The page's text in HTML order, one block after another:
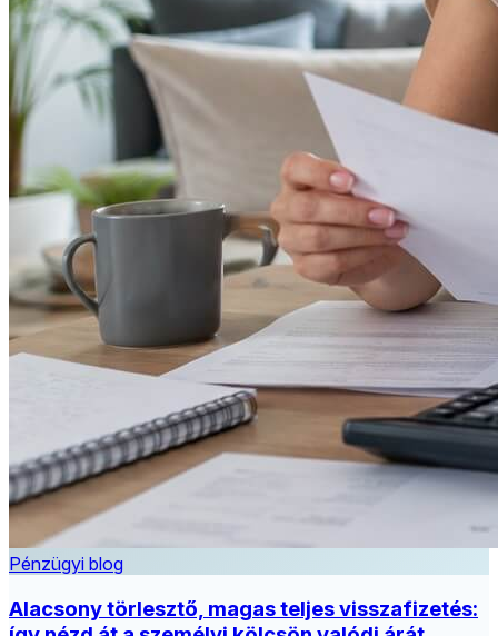
Pénzügyi blog
Alacsony törlesztő, magas teljes visszafizetés: